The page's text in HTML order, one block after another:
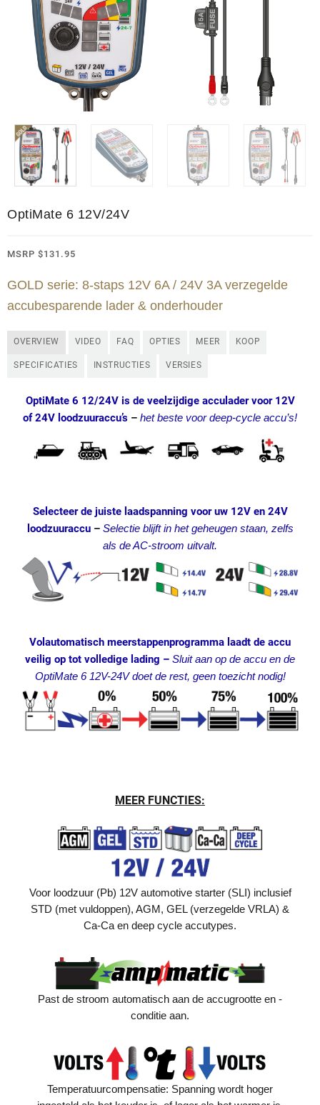
OptiMate 6 12V/24V
MSRP $131.95
GOLD serie: 8-staps 12V 6A / 24V 3A verzegelde
accubesparende lader & onderhouder
OVERVIEW VIDEO FAQ OPTIES MEER KOOP
SPECIFICATIES INSTRUCTIES VERSIES
OptiMate 6 12/24V is de veelzijdige acculader voor 12V
of 24V loodzuuraccu’s – het beste voor deep-cycle accu’s!
Selecteer de juiste laadspanning voor uw 12V en 24V
loodzuuraccu – Selectie blijft in het geheugen staan, zelfs
als de AC-stroom uitvalt.
Volautomatisch meerstappenprogramma laadt de accu
veilig op tot volledige lading – Sluit aan op de accu en de
OptiMate 6 12V-24V doet de rest, geen toezicht nodig!
MEER FUNCTIES:
Voor loodzuur (Pb) 12V automotive starter (SLI) inclusief
STD (met vuldoppen), AGM, GEL (verzegelde VRLA) &
Ca-Ca en deep cycle accutypes.
Past de stroom automatisch aan de accugrootte en -
conditie aan.
Temperatuurcompensatie: Spanning wordt hoger